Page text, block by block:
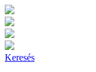
Keresés